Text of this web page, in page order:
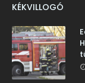
KÉKVILLOGÓ